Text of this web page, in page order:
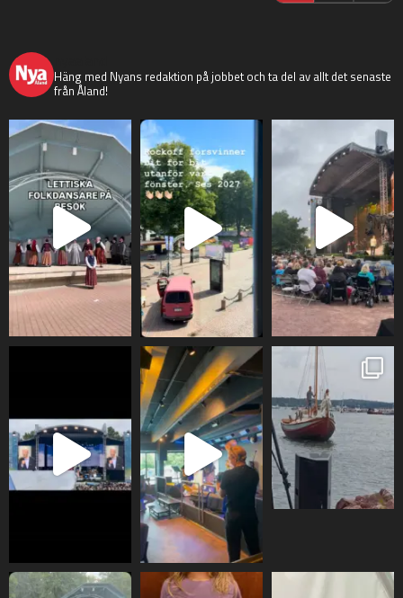
Häng med Nyans redaktion på jobbet och ta del av allt det senaste
från Åland!